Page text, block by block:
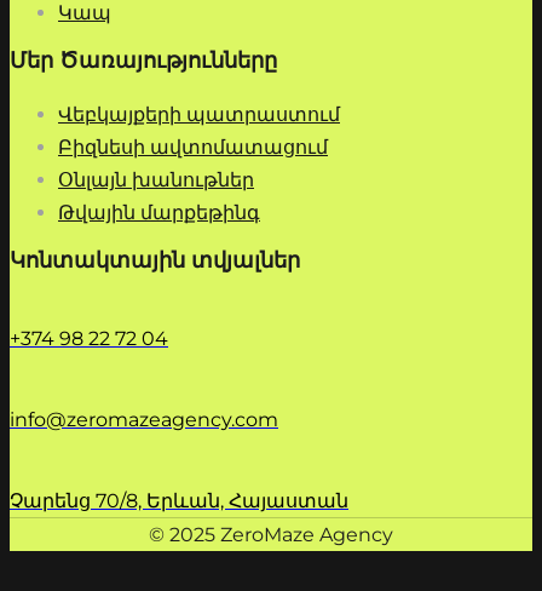
Կապ
Մեր Ծառայությունները
Վեբկայքերի պատրաստում
Բիզնեսի ավտոմատացում
Օնլայն խանութներ
Թվային մարքեթինգ
Կոնտակտային տվյալներ
+374 98 22 72 04
info@zeromazeagency.com
Չարենց 70/8, Երևան, Հայաստան
© 2025 ZeroMaze Agency